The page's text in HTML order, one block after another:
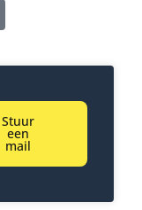
Stuur
een
mail